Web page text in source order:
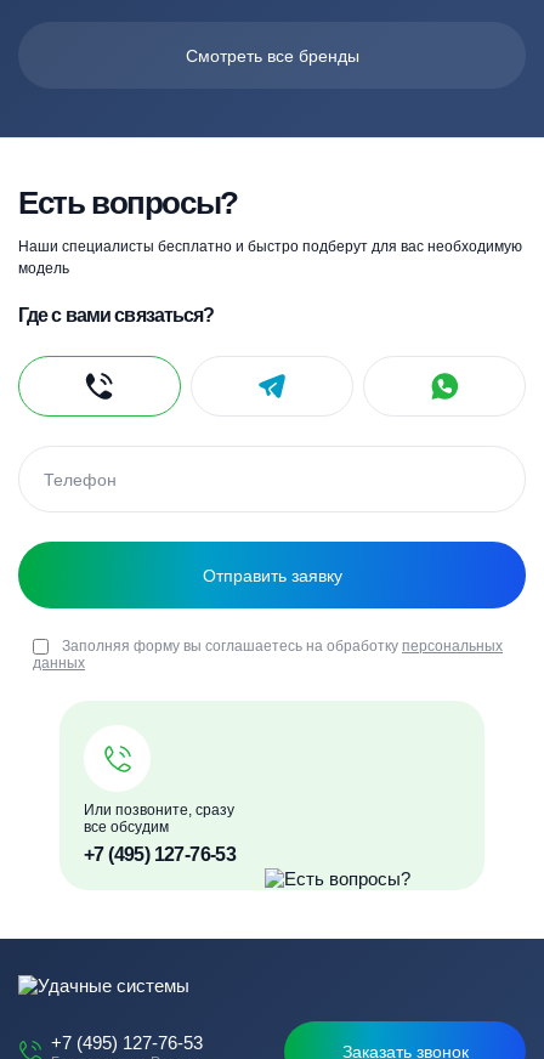
Смотреть все бренды
Есть вопросы?
Наши специалисты бесплатно и быстро подберут для вас необходимую
модель
Или позвоните, сразу
все обсудим
+7 (495) 127-76-53
Где с вами связаться?
Заполняя форму вы соглашаетесь на обработку персональных
данных
+7 (495) 127-76-53 Заказать звонок